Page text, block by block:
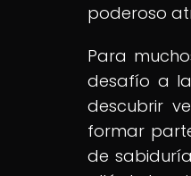
poderoso
Para
desafío a
descubrir
formar
de